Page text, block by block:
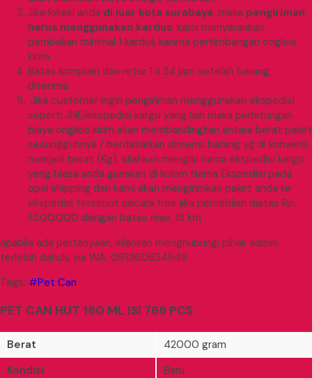
Jika lokasi anda di luar kota surabaya, maka pengiriman
harus menggunakan kardus. kami menyarankan
pembelian minimal 1 kardus karena pertimbangan ongkos
kirim.
Batas komplain dan retur 1 x 24 jam setelah barang
diterima.
Jika customer ingin pengiriman menggunakan ekspedisi
seperti JNE/ekspedisi kargo yang lain maka perhitungan
biaya ongkos kirim akan membandingkan antara berat paket
sesungguhnya / berdasarkan dimensi barang yg di konversi
menjadi berat (Kg). silahkan mengisi nama ekspedisi kargo
yang biasa anda gunakan di kolom Nama Ekspedisi pada
opsi shipping dan kami akan mengirimkan paket anda ke
ekspedisi tersebut secara free jika pemeblian diatas Rp.
1.500.000 dengan batas max. 15 km
apabila ada pertanyaan, silahkan menghubungi pihak admin
terlebih dahulu via WA: 081360634949
Tags: #Pet Can
PET CAN HUT 180 ML ISI 768 PCS
Berat
42000 gram
Kondisi
Baru